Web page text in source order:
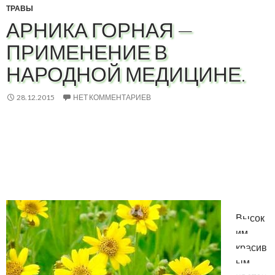
ТРАВЫ
АРНИКА ГОРНАЯ —
ПРИМЕНЕНИЕ В
НАРОДНОЙ МЕДИЦИНЕ.
28.12.2015 НЕТ КОММЕНТАРИЕВ
Высок
им,
красив
ым